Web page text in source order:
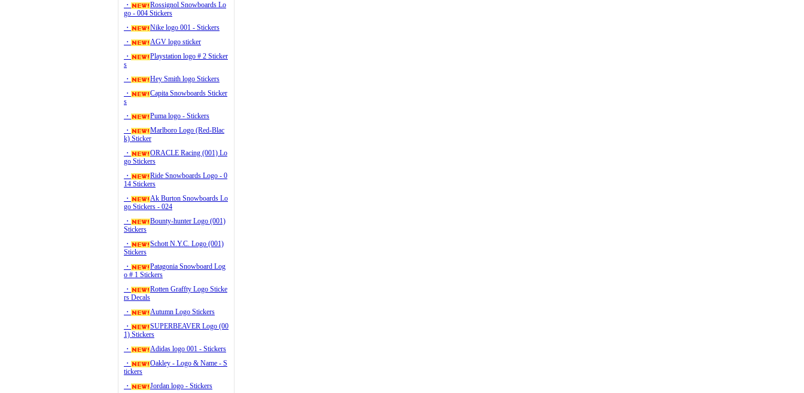
・
Rossignol Snowboards Lo
go - 004 Stickers
・
Nike logo 001 - Stickers
・
AGV logo sticker
・
Playstation logo # 2 Sticker
s
・
Hey Smith logo Stickers
・
Capita Snowboards Sticker
s
・
Puma logo - Stickers
・
Marlboro Logo (Red-Blac
k) Sticker
・
ORACLE Racing (001) Lo
go Stickers
・
Ride Snowboards Logo - 0
14 Stickers
・
Ak Burton Snowboards Lo
go Stickers - 024
・
Bounty-hunter Logo (001)
Stickers
・
Schott N.Y.C. Logo (001)
Stickers
・
Patagonia Snowboard Log
o # 1 Stickers
・
Rotten Graffty Logo Sticke
rs Decals
・
Autumn Logo Stickers
・
SUPERBEAVER Logo (00
1) Stickers
・
Adidas logo 001 - Stickers
・
Oakley - Logo & Name - S
tickers
・
Jordan logo - Stickers